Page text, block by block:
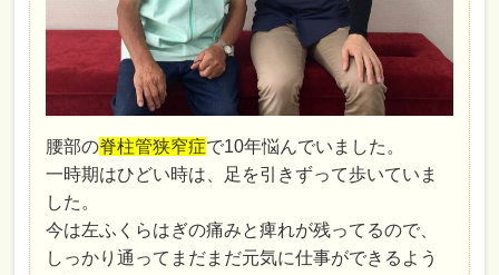
腰部の脊柱管狭窄症で10年悩んでいました。
一時期はひどい時は、足を引きずって歩いていま
した。
今は左ふくらはぎの痛みと痺れが残ってるので、
しっかり通ってまだまだ元気に仕事ができるよう